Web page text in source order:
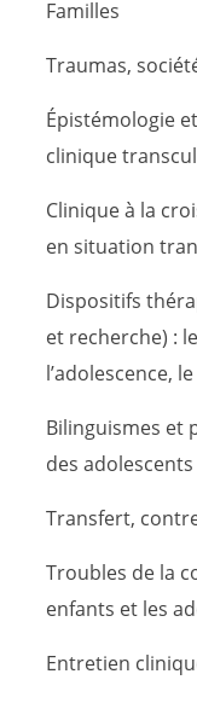
Familles
Traumas,
Épistémologie
clinique
Clinique à la
en situation
Dispositifs
et recherche) :
l’adolescence,
Bilinguismes et
des adolescents
Transfert,
Troubles de la
enfants et les
Entretien